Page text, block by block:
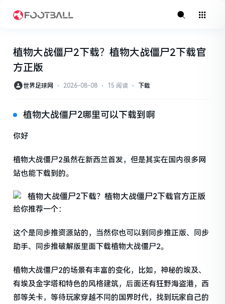
植物大战僵尸2下载？植物大战僵尸2下载官
方正版
世界足球网 ⋅ 2026-08-08 ⋅ 15 阅读 ⋅ 下载
植物大战僵尸2哪里可以下载到啊
你好
植物大战僵尸2虽然在新西兰首发，但是其实在国内很多网
站也能下载到的。
给你推荐一个：
这个是同步推资源站的，当然你也可以到同步推正版、同步
助手、同步推破解版里面下载植物大战僵尸2。
植物大战僵尸2的场景有丰富的变化，比如，神秘的埃及、
有埃及金字塔和特色的风格建筑，后面还有狂野海盗港，西
部等关卡，等待玩家穿越不同的国界时代，找到玩家自己的